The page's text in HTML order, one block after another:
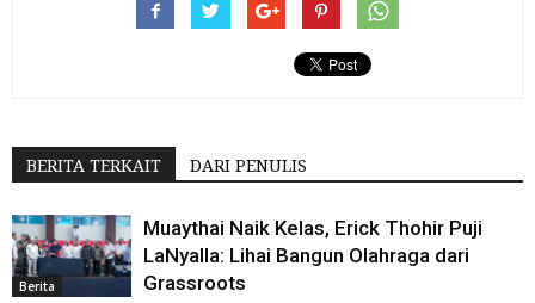
BERITA TERKAIT DARI PENULIS
Berita
Muaythai Naik Kelas, Erick Thohir Puji
LaNyalla: Lihai Bangun Olahraga dari
Grassroots